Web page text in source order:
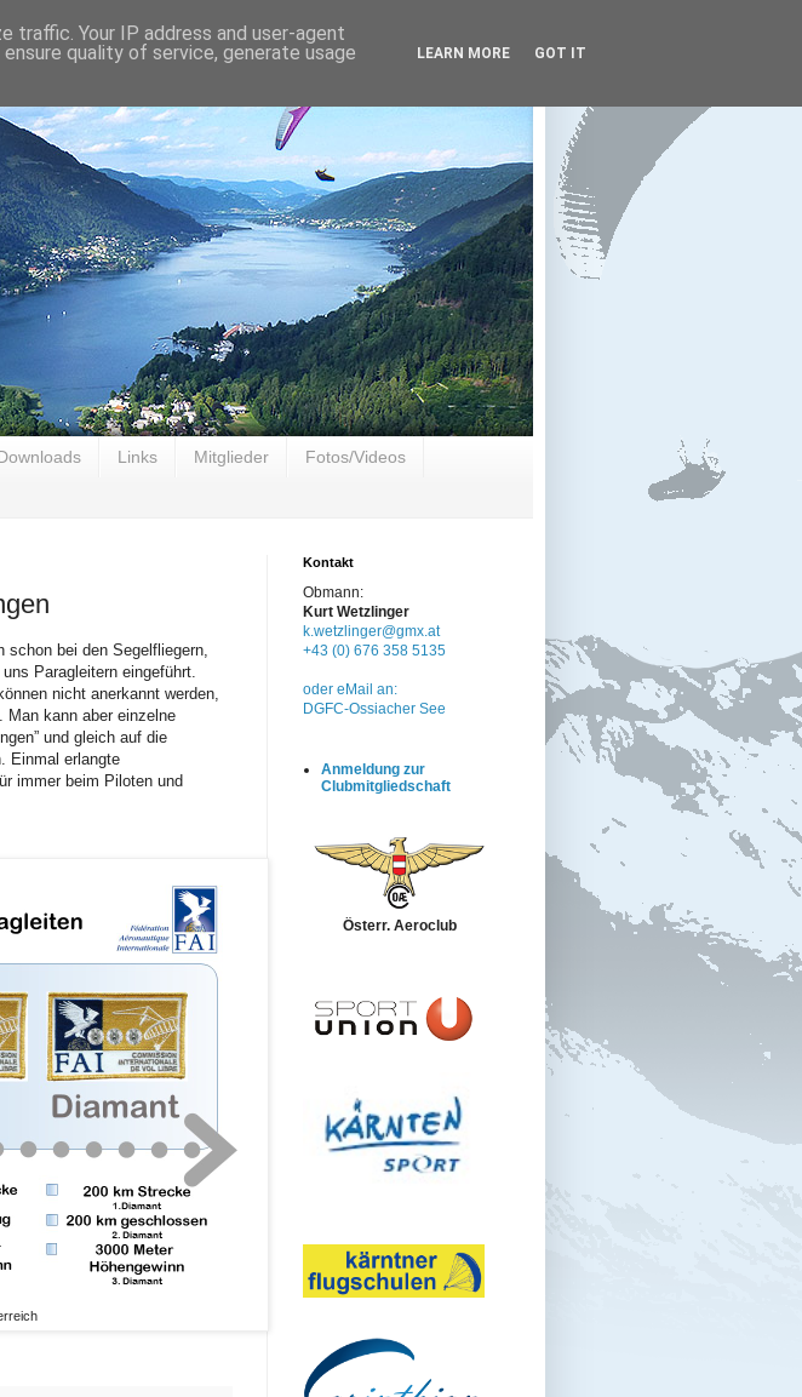
Links Mitglieder Fotos/Videos
schon bei den Segelfliegern,
Paragleitern eingeführt.
nicht anerkannt werden,
kann aber einzelne
und gleich auf die
Einmal erlangte
immer beim Piloten und
Kontakt
Obmann:
Kurt Wetzlinger
k.wetzlinger@gmx.at
+43 (0) 676 358 5135
oder eMail an:
DGFC-Ossiacher See
Anmeldung zur
Clubmitgliedschaft
Österr. Aeroclub
traffic. Your IP address and user-agent
quality of service, generate usage
LEARN MORE GOT IT